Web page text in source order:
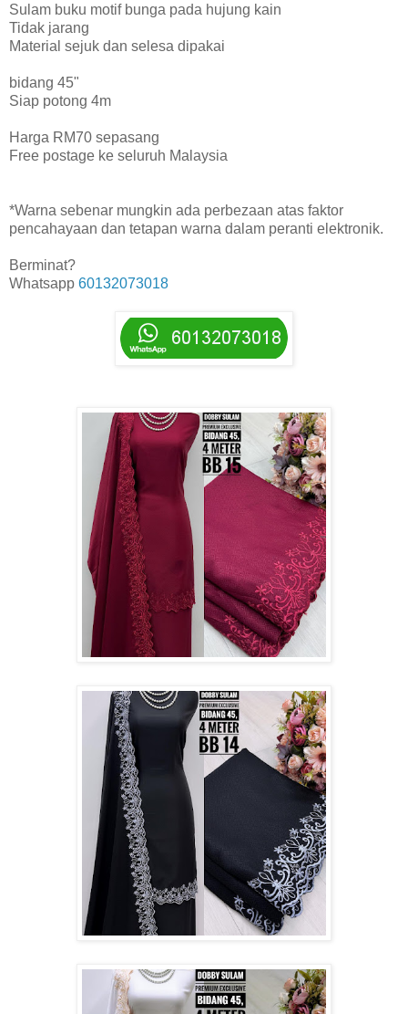
Sulam buku motif bunga pada hujung kain
Tidak jarang
Material sejuk dan selesa dipakai
bidang 45"
Siap potong 4m
Harga RM70 sepasang
Free postage ke seluruh Malaysia
*Warna sebenar mungkin ada perbezaan atas faktor
pencahayaan dan tetapan warna dalam peranti elektronik.
Berminat?
Whatsapp 60132073018